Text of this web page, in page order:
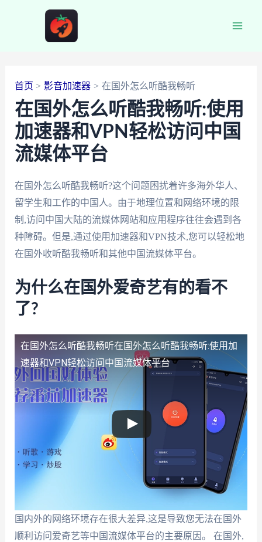
首页 影音加速器 在国外怎么听酷我畅听
在国外怎么听酷我畅听:使用
加速器和VPN轻松访问中国
流媒体平台
在国外怎么听酷我畅听?这个问题困扰着许多海外华人、
留学生和工作的中国人。由于地理位置和网络环境的限
制,访问中国大陆的流媒体网站和应用程序往往会遇到各
种障碍。但是,通过使用加速器和VPN技术,您可以轻松地
在国外收听酷我畅听和其他中国流媒体平台。
为什么在国外爱奇艺有的看不
了?
在国外怎么听酷我畅听在国外怎么听酷我畅听:使用加
速器和VPN轻松访问中国流媒体平台
国内外的网络环境存在很大差异,这是导致您无法在国外
顺利访问爱奇艺等中国流媒体平台的主要原因。 在国外,